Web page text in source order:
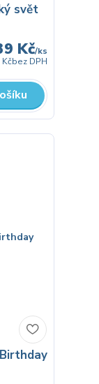
svět
Kč/ks
Kčbez DPH